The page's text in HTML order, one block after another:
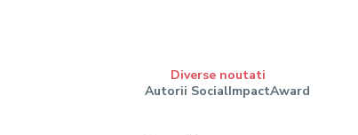
Diverse noutati
Autorii SocialImpactAward